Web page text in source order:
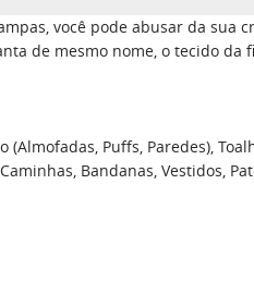
você pode abusar da sua
de mesmo nome, o tecido da
Puffs, Paredes),
Bandanas, Vestidos,